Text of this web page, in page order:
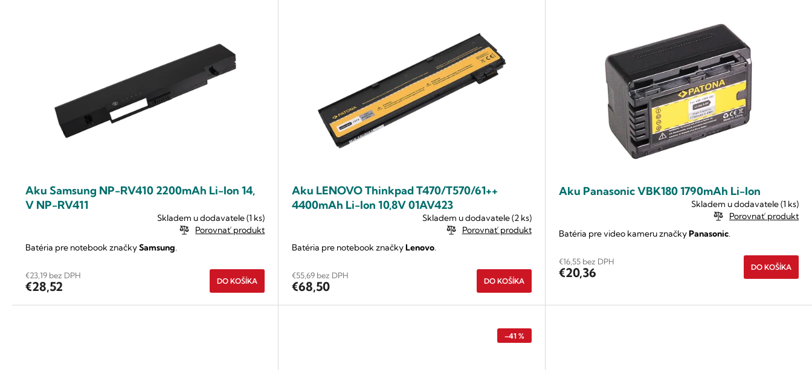
Aku Samsung NP-RV410 2200mAh Li-lon 14,
V NP-RV411
Skladem u dodavatele(1 ks)
Porovnať produkt
€23,19 bez DPH
€28,52 DO KOŠÍKA
Batéria pre notebook značkySamsung.
Aku LENOVO Thinkpad T470/T570/61++
4400mAh Li-lon 10,8V 01AV423
Skladem u dodavatele(2 ks)
Porovnať produkt
€55,69 bez DPH
€68,50 DO KOŠÍKA
Batéria pre notebook značkyLenovo.
Aku Panasonic VBK180 1790mAh Li-Ion
Skladem u dodavatele(1 ks)
Porovnať produkt
€16,55 bez DPH
€20,36 DO KOŠÍKA
Batéria pre video kameru značkyPanasonic.
–41 %